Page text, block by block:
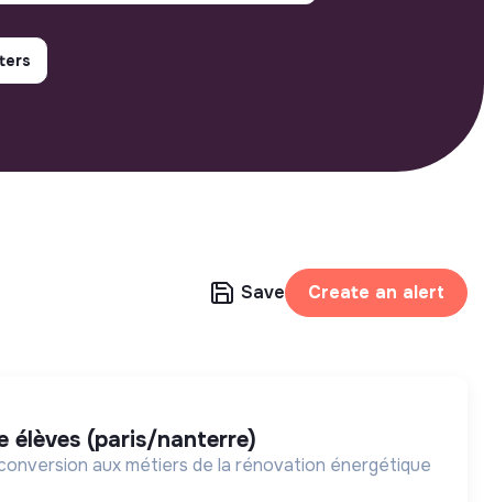
Save Create an alert
élèves (paris/nanterre)
aux métiers de la rénovation énergétique